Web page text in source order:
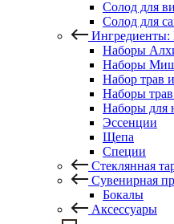
Солод для
Солод для
Ингредиенты:
Наборы
Наборы
Набор трав
Наборы
Наборы для
Эссенции
Щепа
Специи
Стеклянная
Сувенирная
Бокалы
Аксессуары